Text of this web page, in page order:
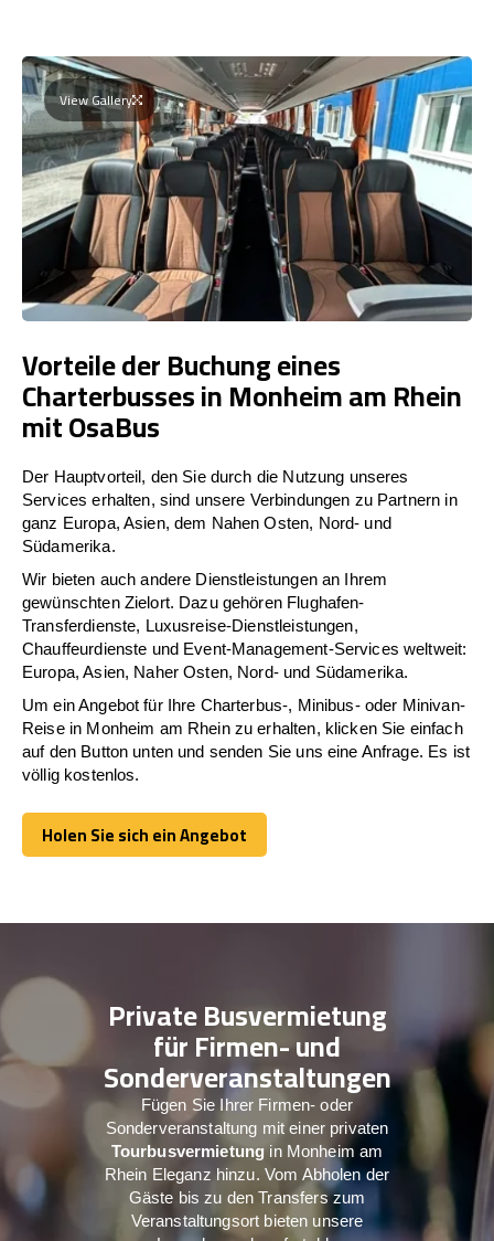
View Gallery
Vorteile der Buchung eines
Charterbusses in Monheim am Rhein
mit OsaBus
Der Hauptvorteil, den Sie durch die Nutzung unseres
Services erhalten, sind unsere Verbindungen zu Partnern in
ganz Europa, Asien, dem Nahen Osten, Nord- und
Südamerika.
Wir bieten auch andere Dienstleistungen an Ihrem
gewünschten Zielort. Dazu gehören Flughafen-
Transferdienste, Luxusreise-Dienstleistungen,
Chauffeurdienste und Event-Management-Services weltweit:
Europa, Asien, Naher Osten, Nord- und Südamerika.
Um ein Angebot für Ihre Charterbus-, Minibus- oder Minivan-
Reise in Monheim am Rhein zu erhalten, klicken Sie einfach
auf den Button unten und senden Sie uns eine Anfrage. Es ist
völlig kostenlos.
Holen Sie sich ein Angebot
Holen Sie sich ein Angebot
Private Busvermietung
für Firmen- und
Sonderveranstaltungen
Fügen Sie Ihrer Firmen- oder
Sonderveranstaltung mit einer privaten
Tourbusvermietungin Monheim am
Rhein Eleganz hinzu. Vom Abholen der
Gäste bis zu den Transfers zum
Veranstaltungsort bieten unsere